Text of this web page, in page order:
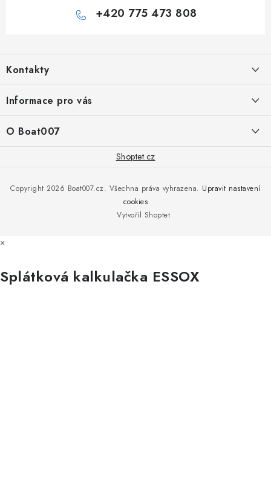
+420 775 473 808
p
a
Kontakty
+420 775 473 808
PŘÍJEM/VÝDEJ/SERVIS zakázek
Informace pro vás
Obchodní podmínky
Podmínky ochrany osobních údajů
O Boat007
Shoptet.cz
Vytvořil Shoptet
Copyright 2026 Boat007.cz. Všechna práva vyhrazena. Upravit nastavení
cookies
×
Splátková kalkulačka ESSOX